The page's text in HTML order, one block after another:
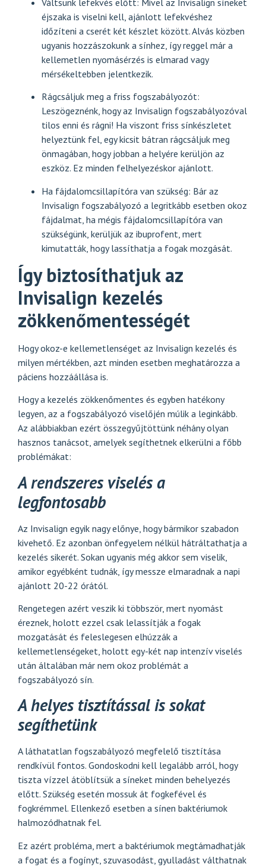
éjszaka is viselni kell, ajánlott lefekvéshez
időzíteni a cserét két készlet között. Alvás közben
ugyanis hozzászokunk a sínhez, így reggel már a
kellemetlen nyomásérzés is elmarad vagy
mérsékeltebben jelentkezik.
Rágcsáljuk meg a friss fogszabályozót:
Leszögeznénk, hogy az Invisalign fogszabályozóval
tilos enni és rágni! Ha viszont friss sínkészletet
helyeztünk fel, egy kicsit bátran rágcsáljuk meg
önmagában, hogy jobban a helyére kerüljön az
eszköz. Ez minden felhelyezéskor ajánlott.
Ha fájdalomcsillapítóra van szükség: Bár az
Invisalign fogszabályozó a legritkább esetben okoz
fájdalmat, ha mégis fájdalomcsillapítóra van
szükségünk, kerüljük az ibuprofent, mert
kimutatták, hogy lassíthatja a fogak mozgását.
Így biztosíthatjuk az
Invisalign kezelés
zökkenőmentességét
Hogy okoz-e kellemetlenséget az Invisalign kezelés és
milyen mértékben, azt minden esetben meghatározza a
páciens hozzáállása is.
Hogy a kezelés zökkenőmentes és egyben hatékony
legyen, az a fogszabályozó viselőjén múlik a leginkább.
Az alábbiakban ezért összegyűjtöttünk néhány olyan
hasznos tanácsot, amelyek segíthetnek elkerülni a főbb
problémákat:
A rendszeres viselés a
legfontosabb
Az Invisalign egyik nagy előnye, hogy bármikor szabadon
kivehető. Ez azonban önfegyelem nélkül hátráltathatja a
kezelés sikerét. Sokan ugyanis még akkor sem viselik,
amikor egyébként tudnák, így messze elmaradnak a napi
ajánlott 20-22 órától.
Rengetegen azért veszik ki többször, mert nyomást
éreznek, holott ezzel csak lelassítják a fogak
mozgatását és feleslegesen elhúzzák a
kellemetlenségeket, holott egy-két nap intenzív viselés
után általában már nem okoz problémát a
fogszabályozó sín.
A helyes tisztítással is sokat
segíthetünk
A láthatatlan fogszabályozó megfelelő tisztítása
rendkívül fontos. Gondoskodni kell legalább arról, hogy
tiszta vízzel átöblítsük a síneket minden behelyezés
előtt. Szükség esetén mossuk át fogkefével és
fogkrémmel. Ellenkező esetben a sínen baktériumok
halmozódhatnak fel.
Ez azért probléma, mert a baktériumok megtámadhatják
a fogat és a fogínyt, szuvasodást, gyulladást válthatnak